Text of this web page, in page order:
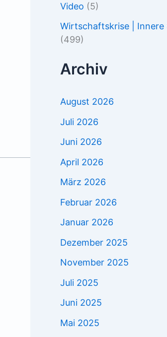
Video (5)
Wirtschaftskrise | Innere
(499)
Archiv
August 2026
Juli 2026
Juni 2026
April 2026
März 2026
Februar 2026
Januar 2026
Dezember 2025
November 2025
Juli 2025
Juni 2025
Mai 2025